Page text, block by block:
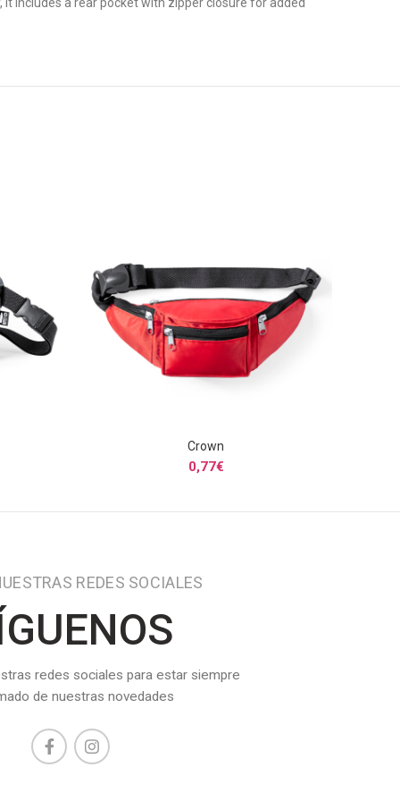
SELECCIONAR OPCIONES
Crown
0,77€
REDES SOCIALES
redes sociales para estar siempre
de nuestras novedades